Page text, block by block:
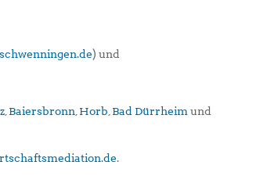
) und
,Baiersbronn,Horb,Bad Dürrheimund
.